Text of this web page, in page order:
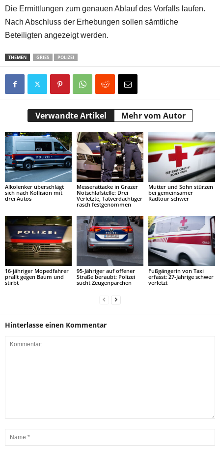
Die Ermittlungen zum genauen Ablauf des Vorfalls laufen.
Nach Abschluss der Erhebungen sollen sämtliche
Beteiligten angezeigt werden.
THEMEN GRIES POLIZEI
Verwandte Artikel Mehr vom Autor
Alkolenker überschlägt
sich nach Kollision mit
drei Autos
Messerattacke in Grazer
Notschlafstelle: Drei
Verletzte, Tatverdächtiger
rasch festgenommen
Mutter und Sohn stürzen
bei gemeinsamer
Radtour schwer
16-jähriger Mopedfahrer
prallt gegen Baum und
stirbt
95-Jähriger auf offener
Straße beraubt: Polizei
sucht Zeugenpärchen
Fußgängerin von Taxi
erfasst: 27-Jährige schwer
verletzt
Hinterlasse einen Kommentar